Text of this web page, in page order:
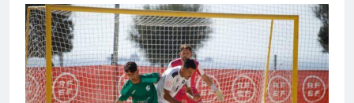
echa el cierre con éxito
rotundo
1 Semana Atrás
La Mancomunidad y el
Banco de Alimentos del
Campo de Gibraltar renuevan
su convenio de colaboración
1 Semana Atrás
Tráfico especial para